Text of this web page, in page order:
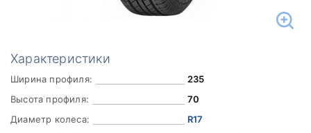
Характеристики
Ширина профиля:
235
Высота профиля:
70
Диаметр колеса:
R17